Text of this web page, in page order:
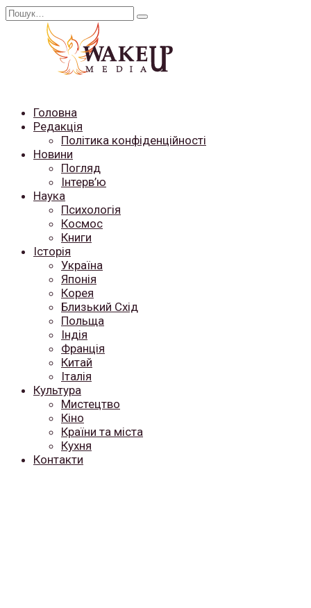
Перейти
Search
Головна
Редакція
Політика конфіденційності
Новини
Погляд
Інтерв’ю
Наука
Психологія
Космос
Книги
Історія
Україна
Японія
Корея
Близький Схід
Польща
Індія
Франція
Китай
Італія
Культура
Мистецтво
Кіно
Країни та міста
Кухня
Контакти